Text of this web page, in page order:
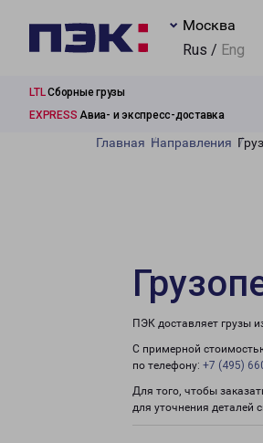
Москва
Rus / Eng
LTLСборные грузы
EXPRESS Авиа- и экспресс-доставка
Главная Направления
ПЭК доставляет грузы
С примерной
по телефону: +7 (495)
Для того, чтобы
для уточнения деталей